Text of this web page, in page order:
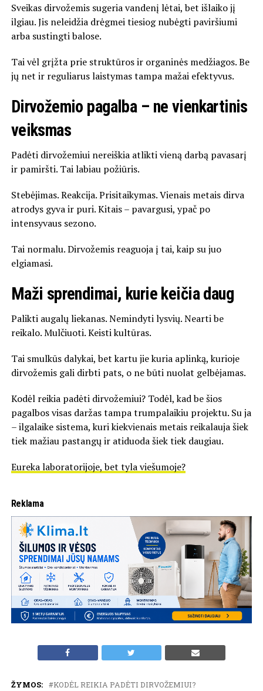
Sveikas dirvožemis sugeria vandenį lėtai, bet išlaiko jį
ilgiau. Jis neleidžia drėgmei tiesiog nubėgti paviršiumi
arba sustingti balose.
Tai vėl grįžta prie struktūros ir organinės medžiagos. Be
jų net ir reguliarus laistymas tampa mažai efektyvus.
Dirvožemio pagalba – ne vienkartinis
veiksmas
Padėti dirvožemiui nereiškia atlikti vieną darbą pavasarį
ir pamiršti. Tai labiau požiūris.
Stebėjimas. Reakcija. Prisitaikymas. Vienais metais dirva
atrodys gyva ir puri. Kitais – pavargusi, ypač po
intensyvaus sezono.
Tai normalu. Dirvožemis reaguoja į tai, kaip su juo
elgiamasi.
Maži sprendimai, kurie keičia daug
Palikti augalų liekanas. Nemindyti lysvių. Nearti be
reikalo. Mulčiuoti. Keisti kultūras.
Tai smulkūs dalykai, bet kartu jie kuria aplinką, kurioje
dirvožemis gali dirbti pats, o ne būti nuolat gelbėjamas.
Kodėl reikia padėti dirvožemiui? Todėl, kad be šios
pagalbos visas daržas tampa trumpalaikiu projektu. Su ja
– ilgalaike sistema, kuri kiekvienais metais reikalauja šiek
tiek mažiau pastangų ir atiduoda šiek tiek daugiau.
Eureka laboratorijoje, bet tyla viešumoje?
Reklama
ŽYMOS: KODĖL REIKIA PADĖTI DIRVOŽEMIUI?